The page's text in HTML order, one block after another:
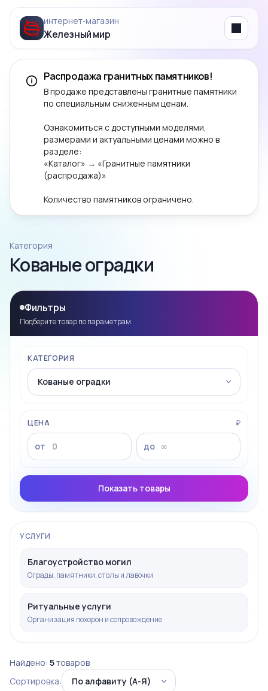
интернет‑магазин
Железный мир Menu
Распродажа гранитных памятников!
В продаже представлены гранитные памятники
по специальным сниженным ценам.
Ознакомиться с доступными моделями,
размерами и актуальными ценами можно в
разделе:
«Каталог» → «Гранитные памятники
(распродажа)»
Количество памятников ограничено.
Категория
Кованые оградки
Фильтры
Подберите товар по параметрам
КАТЕГОРИЯ
ЦЕНА ₽
от до
Показать товары
УСЛУГИ
Благоустройство могил
Ограды, памятники, столы и лавочки
Ритуальные услуги
Организация похорон и сопровождение
Найдено: 5товаров
Сортировка: